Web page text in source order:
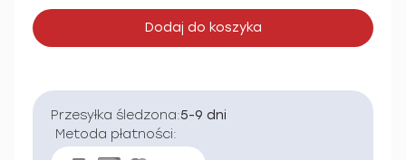
Dodaj do koszyka
Przesyłka śledzona:5-9 dni
Metoda płatności: